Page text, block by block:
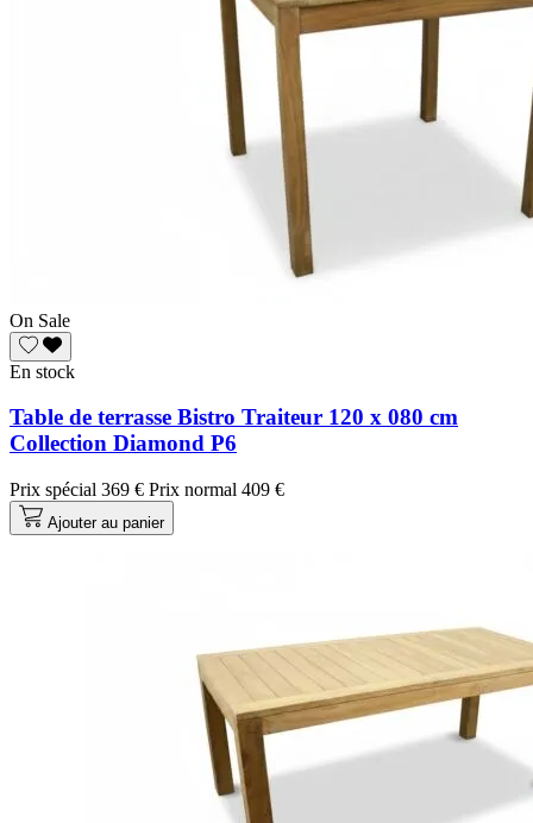
On Sale
En stock
Table de terrasse Bistro Traiteur 120 x 080 cm
Collection Diamond P6
Prix spécial 369 € Prix normal 409 €
Ajouter au panier